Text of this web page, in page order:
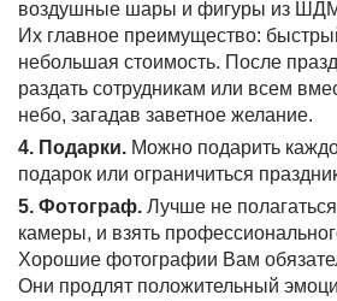
воздушные шары и фигуры из
Их главное преимущество:
небольшая стоимость. После
раздать сотрудникам или всем
небо, загадав заветное желание.
4. Подарки. Можно подарить
подарок или ограничиться
5. Фотограф. Лучше не
камеры, и взять
Хорошие фотографии Вам
Они продлят положительный